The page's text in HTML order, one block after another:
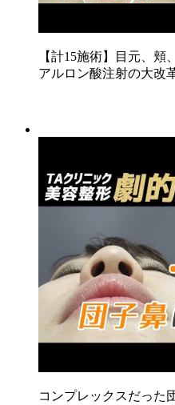
【計15施術】目元、
アルロン酸注射の大改
コンプレックスだった